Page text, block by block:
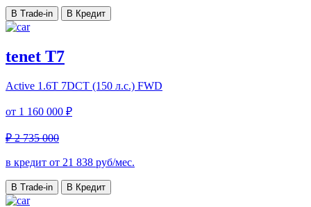
В Trade-in В Кредит
tenet T7
Active 1.6T 7DCT (150 л.с.) FWD
от 1 160 000 ₽
₽ 2 735 000
в кредит от 21 838 руб/мес.
В Trade-in В Кредит